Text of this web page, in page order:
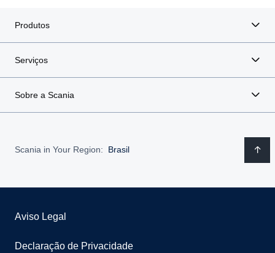
Produtos
Serviços
Sobre a Scania
Scania in Your Region: Brasil
Aviso Legal
Declaração de Privacidade